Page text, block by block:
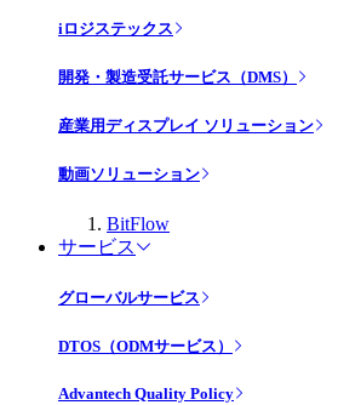
iロジステックス
開発・製造受託サービス（DMS）
産業用ディスプレイ ソリューション
動画ソリューション
BitFlow
サービス
グローバルサービス
DTOS（ODMサービス）
Advantech Quality Policy